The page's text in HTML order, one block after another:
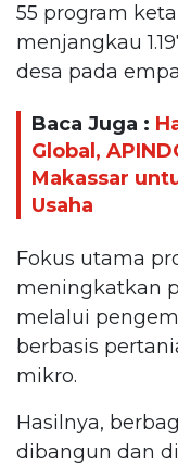
55 program
menjangkau
desa pada
Baca Juga :
Global,
Makassar
Usaha
Fokus utama
meningkatkan
melalui
berbasis
mikro.
Hasilnya,
dibangun dan